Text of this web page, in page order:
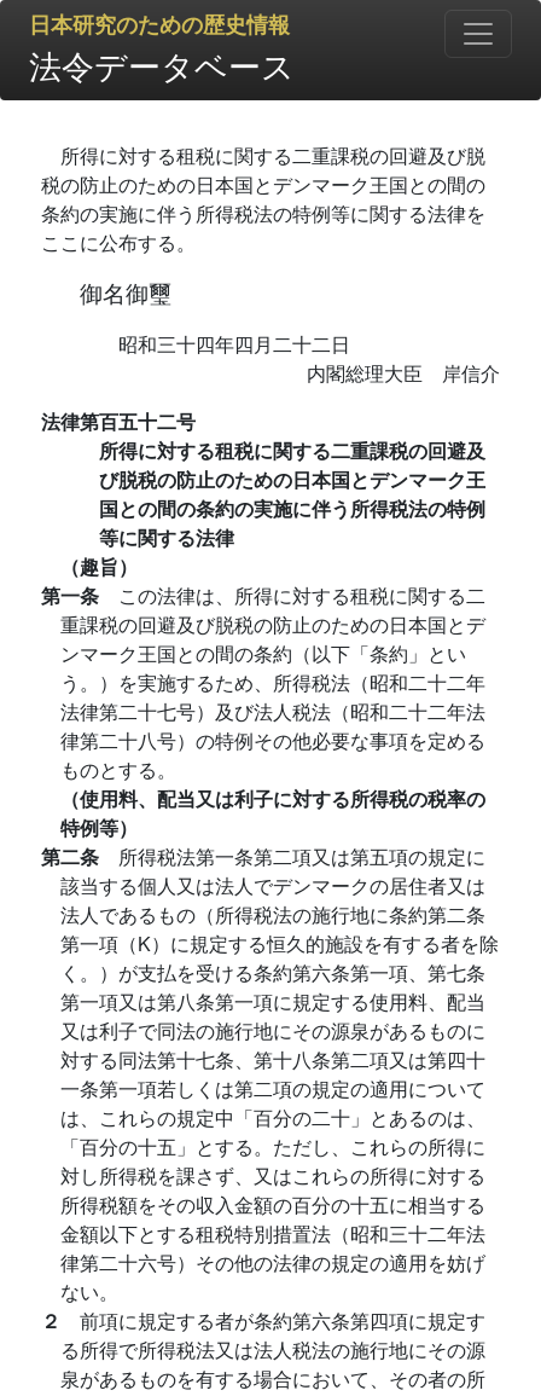
日本研究のための歴史情報
法令データベース
所得に対する租税に関する二重課税の回避及び脱
税の防止のための日本国とデンマーク王国との間の
条約の実施に伴う所得税法の特例等に関する法律を
ここに公布する。
御名御璽
昭和三十四年四月二十二日
内閣総理大臣 岸信介
法律第百五十二号
所得に対する租税に関する二重課税の回避及
び脱税の防止のための日本国とデンマーク王
国との間の条約の実施に伴う所得税法の特例
等に関する法律
（趣旨）
第一条 この法律は、所得に対する租税に関する二
重課税の回避及び脱税の防止のための日本国とデ
ンマーク王国との間の条約（以下「条約」とい
う。）を実施するため、所得税法（昭和二十二年
法律第二十七号）及び法人税法（昭和二十二年法
律第二十八号）の特例その他必要な事項を定める
ものとする。
（使用料、配当又は利子に対する所得税の税率の
特例等）
第二条 所得税法第一条第二項又は第五項の規定に
該当する個人又は法人でデンマークの居住者又は
法人であるもの（所得税法の施行地に条約第二条
第一項（K）に規定する恒久的施設を有する者を除
く。）が支払を受ける条約第六条第一項、第七条
第一項又は第八条第一項に規定する使用料、配当
又は利子で同法の施行地にその源泉があるものに
対する同法第十七条、第十八条第二項又は第四十
一条第一項若しくは第二項の規定の適用について
は、これらの規定中「百分の二十」とあるのは、
「百分の十五」とする。ただし、これらの所得に
対し所得税を課さず、又はこれらの所得に対する
所得税額をその収入金額の百分の十五に相当する
金額以下とする租税特別措置法（昭和三十二年法
律第二十六号）その他の法律の規定の適用を妨げ
ない。
２ 前項に規定する者が条約第六条第四項に規定す
る所得で所得税法又は法人税法の施行地にその源
泉があるものを有する場合において、その者の所